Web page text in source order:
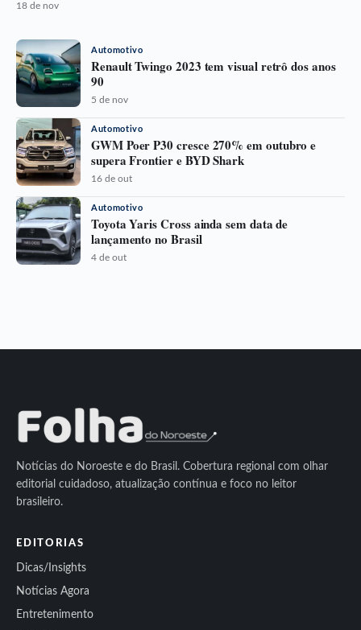
18 de nov
Automotivo
Renault Twingo 2023 tem visual retrô dos anos
90
5 de nov
Automotivo
GWM Poer P30 cresce 270% em outubro e
supera Frontier e BYD Shark
16 de out
Automotivo
Toyota Yaris Cross ainda sem data de
lançamento no Brasil
4 de out
Notícias do Noroeste e do Brasil. Cobertura regional com olhar
editorial cuidadoso, atualização contínua e foco no leitor
brasileiro.
EDITORIAS
Dicas/Insights
Notícias Agora
Entretenimento